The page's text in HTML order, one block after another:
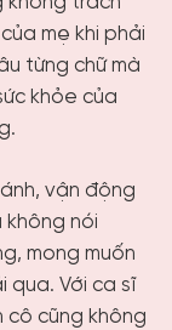
mẹ khi phải
từng chữ mà
khỏe của
vận động
không nói
mong muốn
qua. Với ca sĩ
cô cũng không